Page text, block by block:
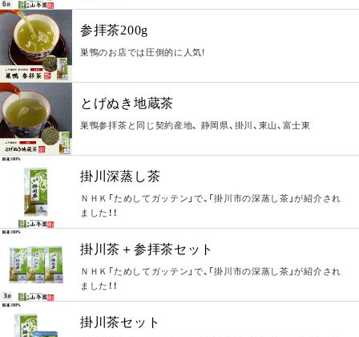
参拝茶200g
巣鴨のお店では圧倒的に人気!
とげぬき地蔵茶
巣鴨参拝茶と同じ契約産地、 静岡県、掛川、東山、富士東
掛川深蒸し茶
ＮＨＫ「ためしてガッテン」で、「掛川市の深蒸し茶」が紹介され
ました！！
掛川茶＋参拝茶セット
ＮＨＫ「ためしてガッテン」で、「掛川市の深蒸し茶」が紹介され
ました！！
掛川茶セット